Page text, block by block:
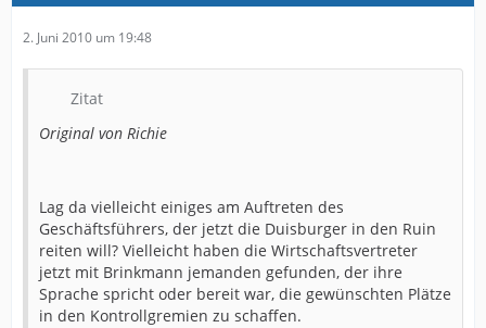
2. Juni 2010 um 19:48
Zitat
Original von Richie
Lag da vielleicht einiges am Auftreten des
Geschäftsführers, der jetzt die Duisburger in den Ruin
reiten will? Vielleicht haben die Wirtschaftsvertreter
jetzt mit Brinkmann jemanden gefunden, der ihre
Sprache spricht oder bereit war, die gewünschten Plätze
in den Kontrollgremien zu schaffen.